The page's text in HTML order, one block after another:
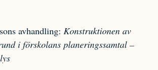
avhandling: Konstruktionen av
i förskolans planeringssamtal –